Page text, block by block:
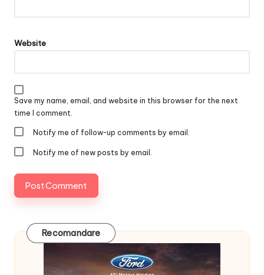
Website
Save my name, email, and website in this browser for the next
time I comment.
Notify me of follow-up comments by email.
Notify me of new posts by email.
Recomandare